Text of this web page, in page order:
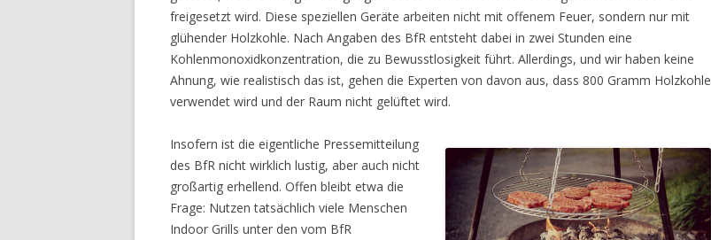
freigesetzt wird. Diese speziellen Geräte arbeiten nicht mit offenem Feuer, sondern nur mit
glühender Holzkohle. Nach Angaben des BfR entsteht dabei in zwei Stunden eine
Kohlenmonoxidkonzentration, die zu Bewusstlosigkeit führt. Allerdings, und wir haben keine
Ahnung, wie realistisch das ist, gehen die Experten von davon aus, dass 800 Gramm Holzkohle
verwendet wird und der Raum nicht gelüftet wird.
Insofern ist die eigentliche Pressemitteilung
des BfR nicht wirklich lustig, aber auch nicht
großartig erhellend. Offen bleibt etwa die
Frage: Nutzen tatsächlich viele Menschen
Indoor Grills unter den vom BfR